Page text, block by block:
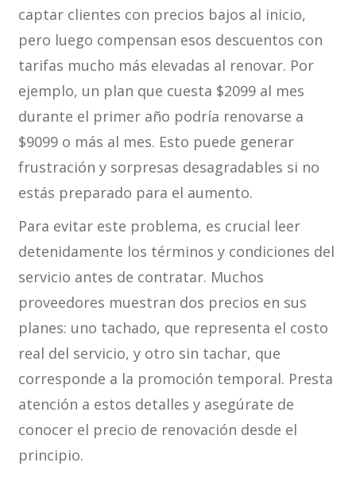
captar clientes con precios bajos al inicio,
pero luego compensan esos descuentos con
tarifas mucho más elevadas al renovar. Por
ejemplo, un plan que cuesta $2099 al mes
durante el primer año podría renovarse a
$9099 o más al mes. Esto puede generar
frustración y sorpresas desagradables si no
estás preparado para el aumento.
Para evitar este problema, es crucial leer
detenidamente los términos y condiciones del
servicio antes de contratar. Muchos
proveedores muestran dos precios en sus
planes: uno tachado, que representa el costo
real del servicio, y otro sin tachar, que
corresponde a la promoción temporal. Presta
atención a estos detalles y asegúrate de
conocer el precio de renovación desde el
principio.